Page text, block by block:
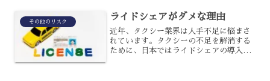
討してほしい内容にな...
その他のリスク ライドシェアがダメな理由
近年、タクシー業界は人手不足に悩まさ
れています。タクシーの不足を解消する
ために、日本ではライドシェアの導入を